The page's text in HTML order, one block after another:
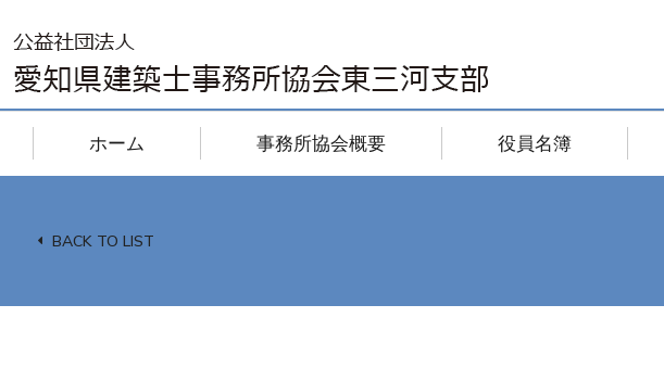
ホーム 事務所協会概要 役員名簿
BACK TO LIST